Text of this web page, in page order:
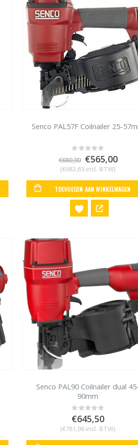
Senco PAL57F Coilnailer 25-
out of 5
€680,00
prijs
€680,00.
€565,00
(€683,65 incl. BTW)
TOEVOEGEN AAN WINKELWAGEN
Senco PAL90 Coilnailer dual
90mm
0out of 5
€645,50
(€781,06 incl. BTW)